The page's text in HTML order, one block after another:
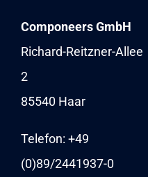
Componeers GmbH
Richard-Reitzner-Allee
2
85540 Haar
Telefon: +49
(0)89/2441937-0
NEWSLETTER
NEWS